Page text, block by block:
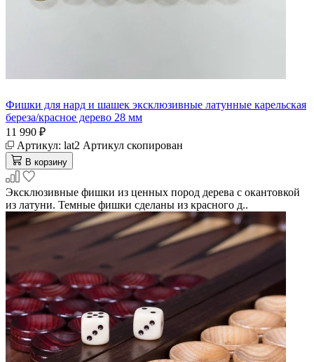
Фишки для нард и шашек эксклюзивные латунные карельская
береза/красное дерево 28 мм
11 990 ₽
Артикул: lat2 Артикул скопирован
В корзину
Эксклюзивные фишки из ценных пород дерева с окантовкой
из латуни. Темные фишки сделаны из красного д..